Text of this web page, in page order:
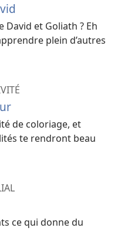
David et Goliath ? Eh
plein d’autres
de coloriage, et
te rendront beau
ce qui donne du